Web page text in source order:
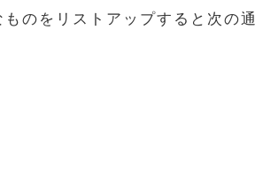
のをリストアップすると次の通